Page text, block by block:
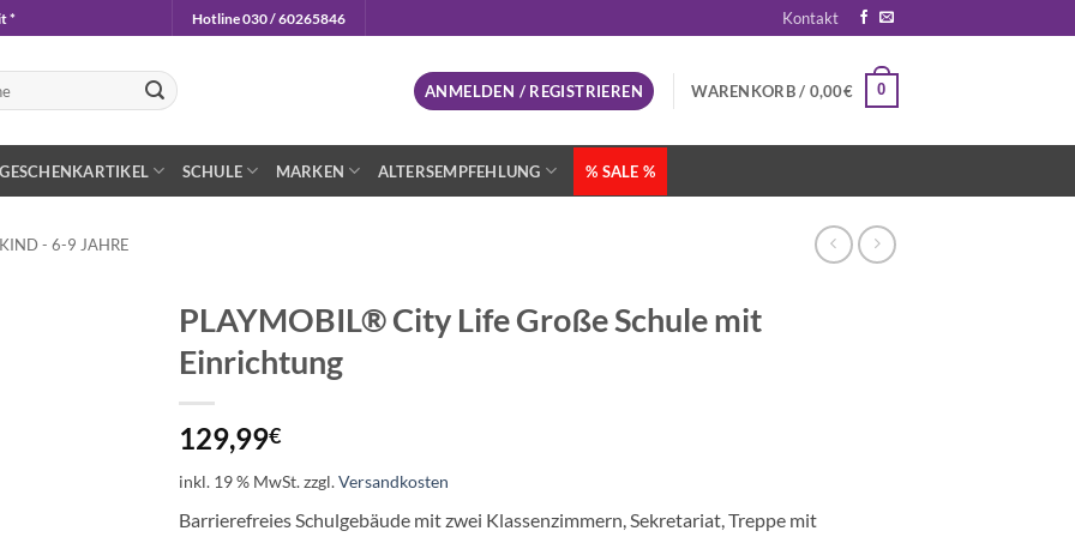
* Hotline 030 / 60265846 Kontakt
ANMELDEN / REGISTRIEREN WARENKORB / 0,00€ 0
GESCHENKARTIKEL SCHULE MARKEN ALTERSEMPFEHLUNG % SALE %
- 6-9 JAHRE
PLAYMOBIL® City Life Große Schule mit
Einrichtung
129,99€
inkl. 19 % MwSt.zzgl.Versandkosten
Barrierefreies Schulgebäude mit zwei Klassenzimmern, Sekretariat, Treppe mit